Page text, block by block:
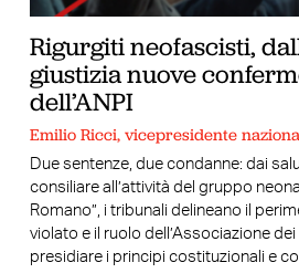
Rigurgiti neofascisti,
giustizia nuove
dell’ANPI
Emilio Ricci, vicepresidente
Due sentenze, due condanne: dai
consiliare all’attività del gruppo
Romano”, i tribunali delineano il
violato e il ruolo dell’Associazione dei
presidiare i principi costituzionali e